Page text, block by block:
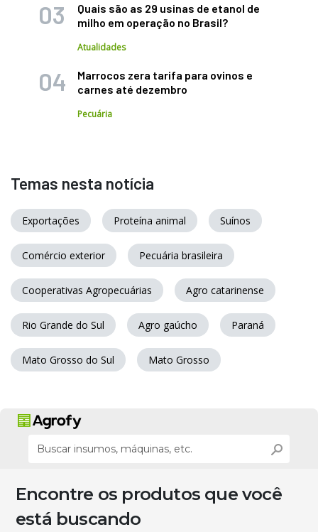
Quais são as 29 usinas de etanol de
milho em operação no Brasil?
Atualidades
Marrocos zera tarifa para ovinos e
carnes até dezembro
Pecuária
Temas nesta notícia
Exportações Proteína animal Suínos
Comércio exterior Pecuária brasileira
Cooperativas Agropecuárias Agro catarinense
Rio Grande do Sul Agro gaúcho Paraná
Mato Grosso do Sul Mato Grosso
Encontre os produtos que você
está buscando